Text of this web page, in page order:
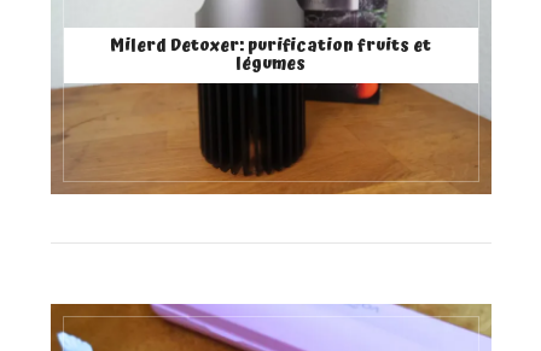
Milerd Detoxer: purification fruits et
légumes